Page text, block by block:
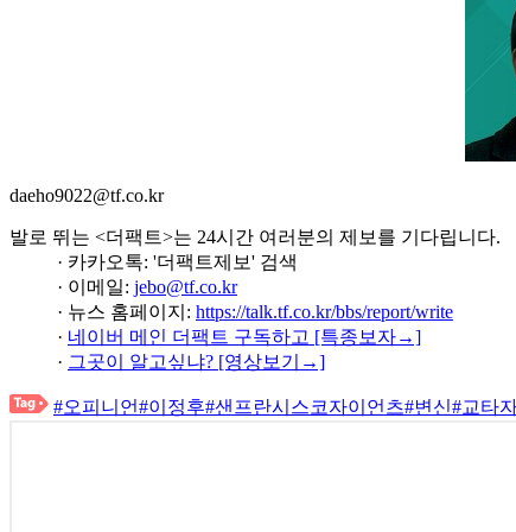
daeho9022@tf.co.kr
발로 뛰는 <더팩트>는 24시간 여러분의 제보를 기다립니다.
· 카카오톡: '더팩트제보' 검색
· 이메일: jebo@tf.co.kr
· 뉴스 홈페이지: https://talk.tf.co.kr/bbs/report/write
· 네이버 메인 더팩트 구독하고 [특종보자→]
· 그곳이 알고싶냐? [영상보기→]
#오피니언#이정후#샌프란시스코자이언츠#변신#교타